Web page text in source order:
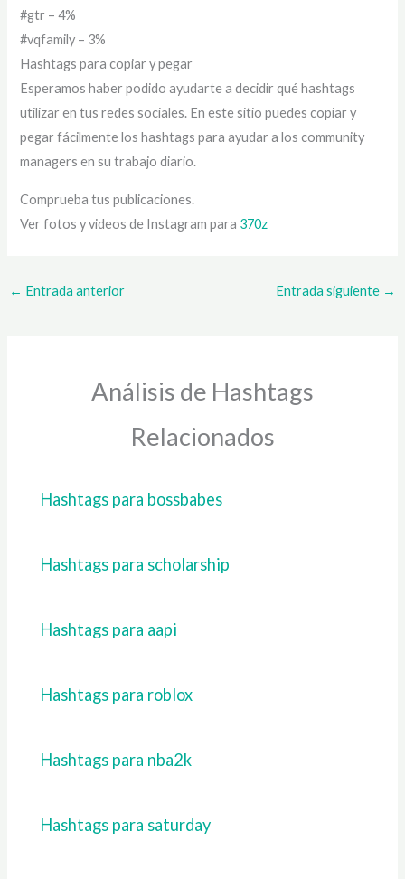
#gtr – 4%
#vqfamily – 3%
Hashtags para copiar y pegar
Esperamos haber podido ayudarte a decidir qué hashtags
utilizar en tus redes sociales. En este sitio puedes copiar y
pegar fácilmente los hashtags para ayudar a los community
managers en su trabajo diario.
Comprueba tus publicaciones.
Ver fotos y videos de Instagram para 370z
← Entrada anterior Entrada siguiente →
Análisis de Hashtags
Relacionados
Hashtags para bossbabes
Hashtags para scholarship
Hashtags para aapi
Hashtags para roblox
Hashtags para nba2k
Hashtags para saturday